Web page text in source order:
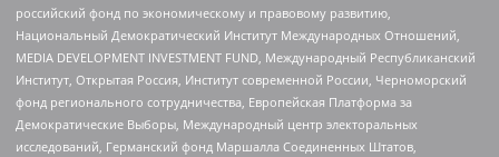
российский фонд по экономическому и правовому развитию,
Национальный Демократический Институт Международных Отношений,
MEDIA DEVELOPMENT INVESTMENT FUND, Международный Республиканский
Институт, Открытая Россия, Институт современной России, Черноморский
фонд регионального сотрудничества, Европейская Платформа за
Демократические Выборы, Международный центр электоральных
исследований, Германский фонд Маршалла Соединенных Штатов,